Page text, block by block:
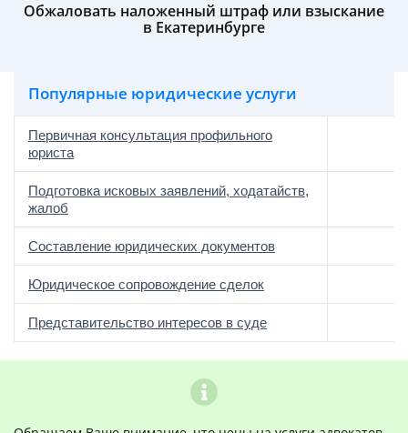
Обжаловать наложенный штраф или взыскание
в Екатеринбурге
Популярные юридические услуги
Первичная консультация профильного
юриста
Подготовка исковых заявлений, ходатайств,
жалоб
Составление юридических документов
Юридическое сопровождение сделок
Представительство интересов в суде